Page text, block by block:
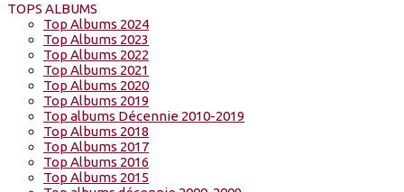
TOPS ALBUMS
Top Albums 2024
Top Albums 2023
Top Albums 2022
Top Albums 2021
Top Albums 2020
Top Albums 2019
Top albums Décennie 2010-2019
Top Albums 2018
Top Albums 2017
Top Albums 2016
Top Albums 2015